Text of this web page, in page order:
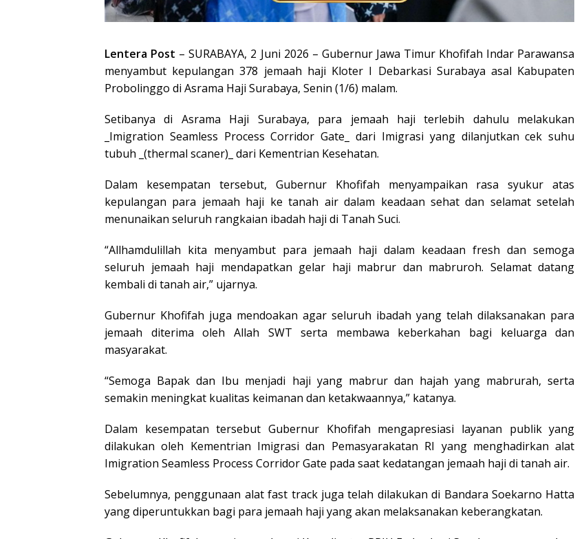
Lentera Post – SURABAYA, 2 Juni 2026 – Gubernur Jawa Timur Khofifah Indar Parawansa
menyambut kepulangan 378 jemaah haji Kloter I Debarkasi Surabaya asal Kabupaten
Probolinggo di Asrama Haji Surabaya, Senin (1/6) malam.
Setibanya di Asrama Haji Surabaya, para jemaah haji terlebih dahulu melakukan
_Imigration Seamless Process Corridor Gate_ dari Imigrasi yang dilanjutkan cek suhu
tubuh _(thermal scaner)_ dari Kementrian Kesehatan.
Dalam kesempatan tersebut, Gubernur Khofifah menyampaikan rasa syukur atas
kepulangan para jemaah haji ke tanah air dalam keadaan sehat dan selamat setelah
menunaikan seluruh rangkaian ibadah haji di Tanah Suci.
“Allhamdulillah kita menyambut para jemaah haji dalam keadaan fresh dan semoga
seluruh jemaah haji mendapatkan gelar haji mabrur dan mabruroh. Selamat datang
kembali di tanah air,” ujarnya.
Gubernur Khofifah juga mendoakan agar seluruh ibadah yang telah dilaksanakan para
jemaah diterima oleh Allah SWT serta membawa keberkahan bagi keluarga dan
masyarakat.
“Semoga Bapak dan Ibu menjadi haji yang mabrur dan hajah yang mabrurah, serta
semakin meningkat kualitas keimanan dan ketakwaannya,” katanya.
Dalam kesempatan tersebut Gubernur Khofifah mengapresiasi layanan publik yang
dilakukan oleh Kementrian Imigrasi dan Pemasyarakatan RI yang menghadirkan alat
Imigration Seamless Process Corridor Gate pada saat kedatangan jemaah haji di tanah air.
Sebelumnya, penggunaan alat fast track juga telah dilakukan di Bandara Soekarno Hatta
yang diperuntukkan bagi para jemaah haji yang akan melaksanakan keberangkatan.